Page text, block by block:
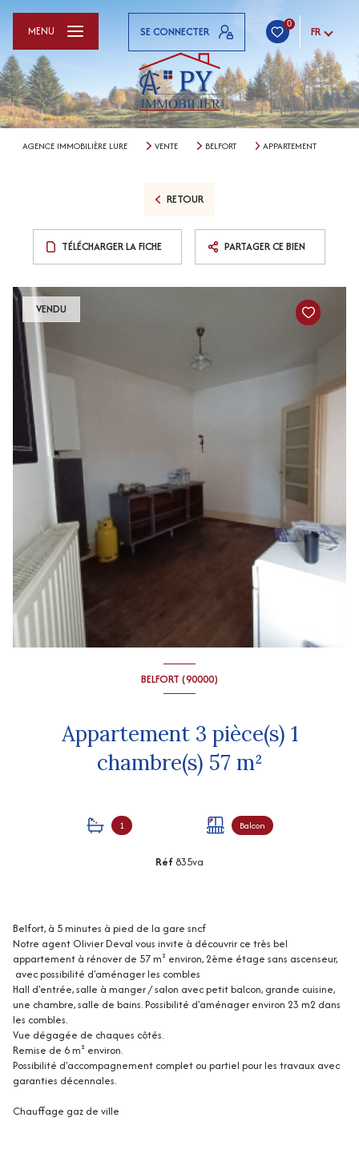
SE CONNECTER
0
FR
MENU
AGENCE IMMOBILIÈRE LURE VENTE BELFORT APPARTEMENT
RETOUR
TÉLÉCHARGER LA FICHE PARTAGER CE BIEN
VENDU
BELFORT (90000)
Appartement 3 pièce(s) 1
chambre(s) 57 m²
1 Balcon
Réf 835va
Belfort, à 5 minutes à pied de la gare sncf
Notre agent Olivier Deval vous invite à découvrir ce très bel
appartement à rénover de 57 m² environ, 2ème étage sans ascenseur,
avec possibilité d'aménager les combles
Hall d'entrée, salle à manger / salon avec petit balcon, grande cuisine,
une chambre, salle de bains. Possibilité d'aménager environ 23 m2 dans
les combles.
Vue dégagée de chaques côtés.
Remise de 6 m² environ.
Possibilité d'accompagnement complet ou partiel pour les travaux avec
garanties décennales.
Chauffage gaz de ville